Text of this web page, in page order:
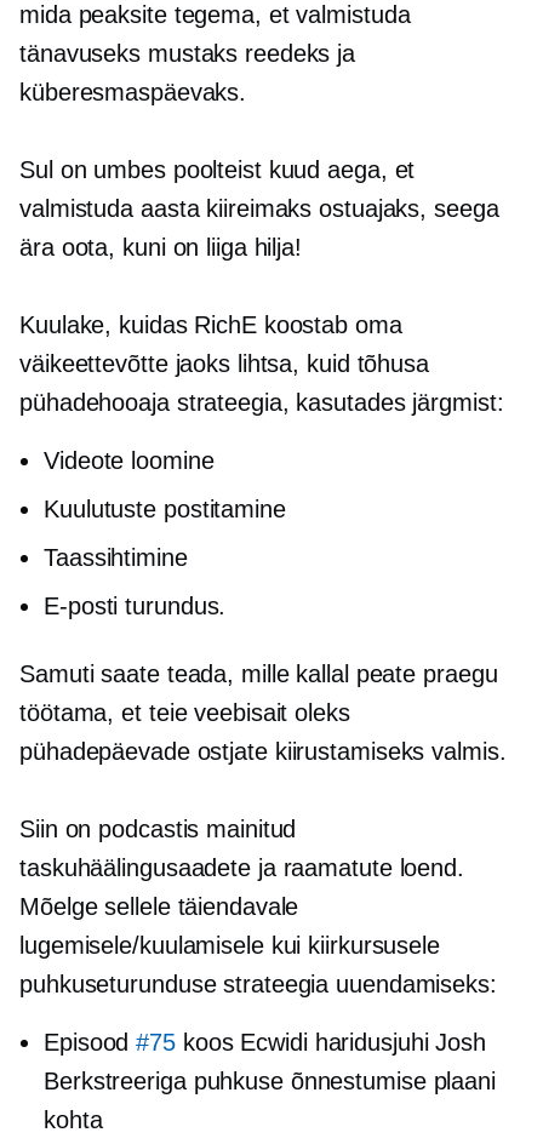
mida peaksite tegema, et valmistuda
tänavuseks mustaks reedeks ja
küberesmaspäevaks.
Sul on umbes poolteist kuud aega, et
valmistuda aasta kiireimaks ostuajaks, seega
ära oota, kuni on liiga hilja!
Kuulake, kuidas RichE koostab oma
väikeettevõtte jaoks lihtsa, kuid tõhusa
pühadehooaja strateegia, kasutades järgmist:
Videote loomine
Kuulutuste postitamine
Taassihtimine
E-posti turundus.
Samuti saate teada, mille kallal peate praegu
töötama, et teie veebisait oleks
pühadepäevade ostjate kiirustamiseks valmis.
Siin on podcastis mainitud
taskuhäälingusaadete ja raamatute loend.
Mõelge sellele täiendavale
lugemisele/kuulamisele kui kiirkursusele
puhkuseturunduse strateegia uuendamiseks:
Episood#75koos Ecwidi haridusjuhi Josh
Berkstreeriga puhkuse õnnestumise plaani
kohta